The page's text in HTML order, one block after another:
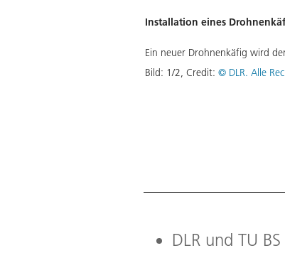
Installation eines
Ein neuer Drohnenkäfig wird
Bild: 1/2, Credit:© DLR. Alle
DLR und TU